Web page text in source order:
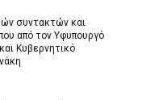
συντακτών και
από τον Υφυπουργό
Κυβερνητικό